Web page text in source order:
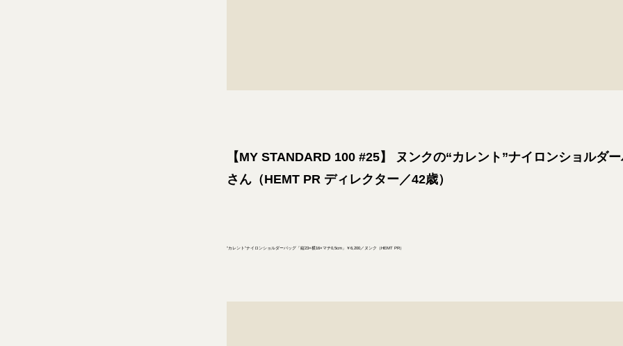
【MY STANDARD 100 #25】 ヌンクの“カレント”ナイロンショルダ
さん（HEMT PR ディレクター／42歳）
“カレント”ナイロンショルダーバッグ「縦23×横16×マチ0,5cm」￥6,200／ヌンク（HEMT PR）